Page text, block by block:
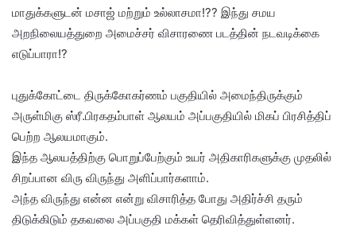
மாதுக்களுடன் மசாஜ் மற்றும் உல்லாசமா!?? இந்து சமய
அறநிலையத்துறை அமைச்சர் விசாரணை படத்தின் நடவடிக்கை
எடுப்பாரா!?
புதுக்கோட்டை திருக்கோகர்ணம் பகுதியில் அமைந்திருக்கும்
அருள்மிகு ஸ்ரீ.பிரகதம்பாள் ஆலயம் அப்பகுதியில் மிகப் பிரசித்திப்
பெற்ற ஆலயமாகும்.
இந்த ஆலயத்திற்கு பொறுப்பேற்கும் உயர் அதிகாரிகளுக்கு முதலில்
சிறப்பான விரு விருந்து அளிப்பார்களாம்.
அந்த விருந்து என்ன என்று விசாரித்த போது அதிர்ச்சி தரும்
திடுக்கிடும் தகவலை அப்பகுதி மக்கள் தெரிவித்துள்ளனர்.